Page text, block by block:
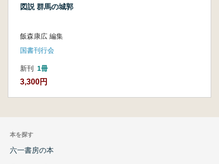
図説 群馬の城郭
飯森康広 編集
国書刊行会
新刊 1冊
3,300円
本を探す
六一書房の本